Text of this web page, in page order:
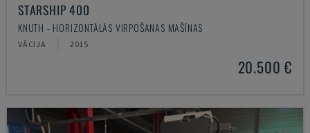
STARSHIP 400
KNUTH - HORIZONTĀLĀS VIRPOŠANAS MAŠĪNAS
VĀCIJA 2015
20.500 €